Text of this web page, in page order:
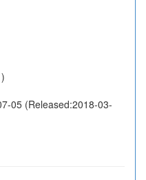
)
05 (Released:2018-03-